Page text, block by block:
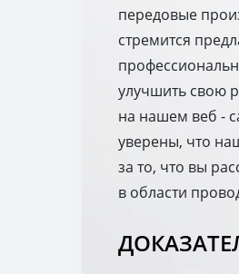
передовые
стремится
улучшить свою
на нашем веб -
уверены, что
за то, что вы
в области